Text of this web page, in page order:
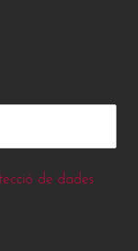
de dades